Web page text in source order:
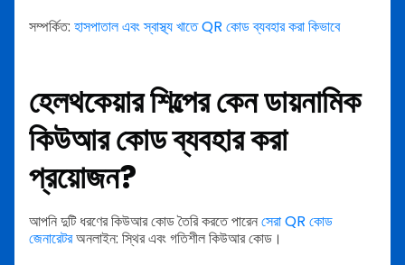
সম্পর্কিত: হাসপাতাল এবং স্বাস্থ্য খাতে QR কোড ব্যবহার করা কিভাবে
হেলথকেয়ার শিল্পের কেন ডায়নামিক
কিউআর কোড ব্যবহার করা
প্রয়োজন?
আপনি দুটি ধরণের কিউআর কোড তৈরি করতে পারেনসেরা QR কোড
জেনারেটরঅনলাইন: স্থির এবং গতিশীল কিউআর কোড।